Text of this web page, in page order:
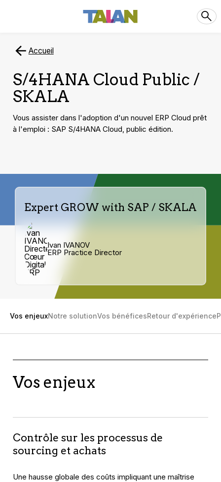
Accueil
S/4HANA Cloud Public /
SKALA
Vous assister dans l'adoption d'un nouvel ERP Cloud prêt
à l'emploi : SAP S/4HANA Cloud, public édition.
Expert GROW with SAP / SKALA
Ivan IVANOV
ERP Practice Director
Vos enjeuxNotre solutionVos bénéficesRetour d'expérience
Vos enjeux
Contrôle sur les processus de
sourcing et achats
Une hausse globale des coûts impliquant une maîtrise